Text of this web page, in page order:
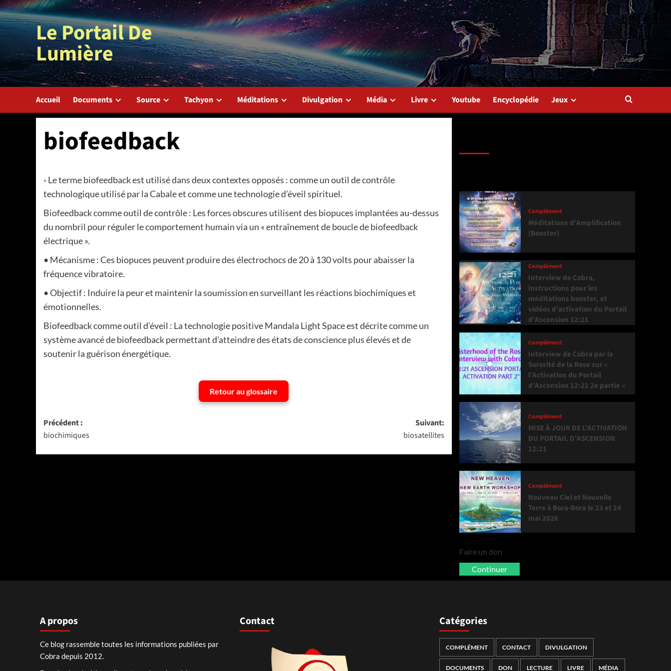
Aller
au
contenu
Le Portail De
Lumière
Accueil Documents Source Tachyon Méditations Divulgation Média Livre Youtube Encyclopédie Jeux
biofeedback
◦ Le terme biofeedback est utilisé dans deux contextes opposés : comme un outil de contrôle
technologique utilisé par la Cabale et comme une technologie d’éveil spirituel.
Biofeedback comme outil de contrôle : Les forces obscures utilisent des biopuces implantées au-dessus
du nombril pour réguler le comportement humain via un « entraînement de boucle de biofeedback
électrique ».
• Mécanisme : Ces biopuces peuvent produire des électrochocs de 20 à 130 volts pour abaisser la
fréquence vibratoire.
• Objectif : Induire la peur et maintenir la soumission en surveillant les réactions biochimiques et
émotionnelles.
Biofeedback comme outil d’éveil : La technologie positive Mandala Light Space est décrite comme un
système avancé de biofeedback permettant d’atteindre des états de conscience plus élevés et de
soutenir la guérison énergétique.
Retour au glossaire
Navigation
d’article
Précédent :
biochimiques
Suivant:
biosatellites
Complément
Méditations d’Amplification
(Booster)
Complément
Interview de Cobra,
instructions pour les
méditations booster, et
vidéos d’activation du Portail
d’Ascension 12:21
Complément
Interview de Cobra par la
Sororité de la Rose sur «
l’Activation du Portail
d’Ascension 12:21 2e partie »
Complément
MISE À JOUR DE L’ACTIVATION
DU PORTAIL D’ASCENSION
12:21
Complément
Nouveau Ciel et Nouvelle
Terre à Bora-Bora le 23 et 24
mai 2026
Faire un don
Continuer
A propos
Ce blog rassemble toutes les informations publiées par
Cobra depuis 2012.
Contact Catégories
COMPLÉMENT CONTACT DIVULGATION
DOCUMENTS DON LECTURE LIVRE MÉDIA